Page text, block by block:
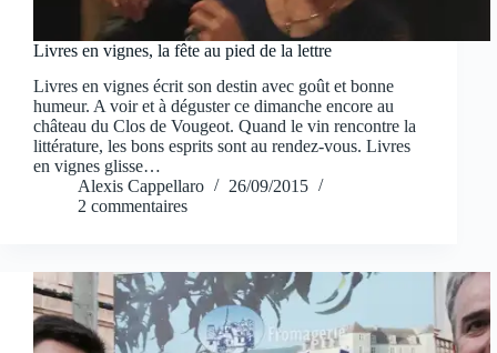
Livres en vignes, la fête au pied de la lettre
Livres en vignes écrit son destin avec goût et bonne
humeur. A voir et à déguster ce dimanche encore au
château du Clos de Vougeot. Quand le vin rencontre la
littérature, les bons esprits sont au rendez-vous. Livres
en vignes glisse…
Alexis Cappellaro
26/09/2015
2 commentaires